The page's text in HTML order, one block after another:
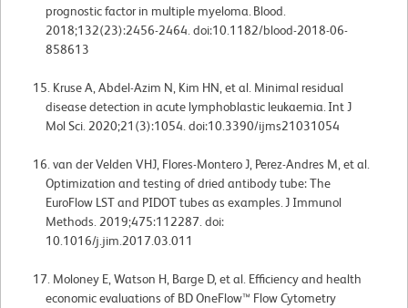
prognostic factor in multiple myeloma. Blood.
2018;132(23):2456-2464. doi:10.1182/blood-2018-06-
858613
Kruse A, Abdel-Azim N, Kim HN, et al. Minimal residual
disease detection in acute lymphoblastic leukaemia. Int J
Mol Sci. 2020;21(3):1054. doi:10.3390/ijms21031054
van der Velden VHJ, Flores-Montero J, Perez-Andres M, et al.
Optimization and testing of dried antibody tube: The
EuroFlow LST and PIDOT tubes as examples. J Immunol
Methods. 2019;475:112287. doi:
10.1016/j.jim.2017.03.011
Moloney E, Watson H, Barge D, et al. Efficiency and health
economic evaluations of BD OneFlow™ Flow Cytometry